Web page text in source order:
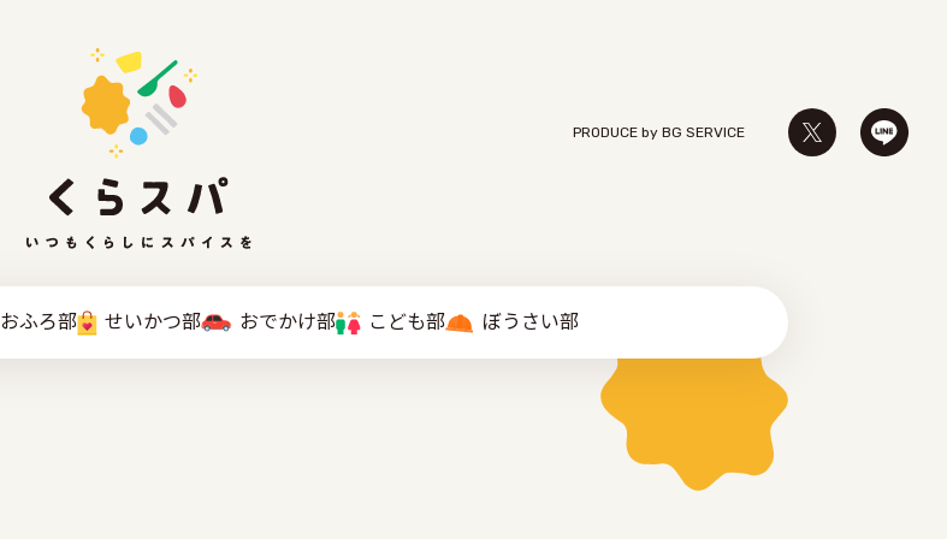
PRODUCE by ︎BG SERVICE
おふろ部 せいかつ部 おでかけ部 こども部 ぼうさい部